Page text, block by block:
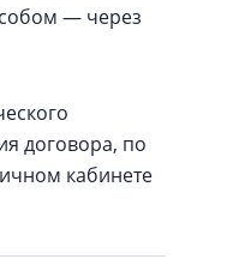
— через
договора, по
кабинете